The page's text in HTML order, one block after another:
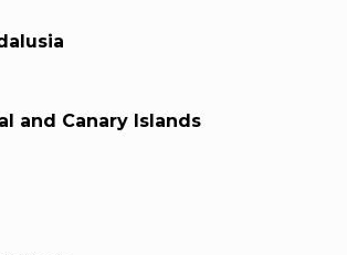
and Canary Islands